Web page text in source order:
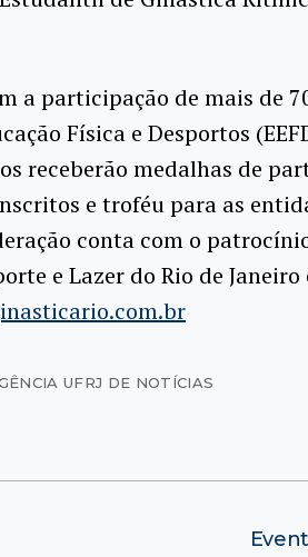
a participação de mais de
Física e Desportos
receberão medalhas de
e troféu para as
conta com o
e Lazer do Rio de Janeiro
UFRJ DE NOTÍCIAS